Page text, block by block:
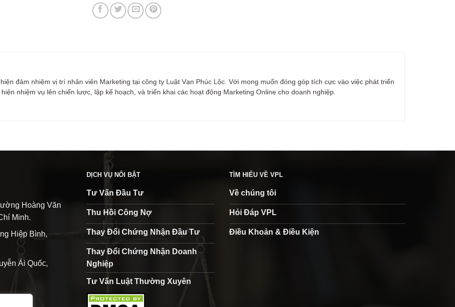
đảm nhiệm vị trí nhân viên Marketing tại công ty Luật Vạn Phúc Lộc. Với mong muốn đóng góp tích cực vào việc phát triển
nhiệm vụ lên chiến lược, lập kế hoạch, và triển khai các hoạt động Marketing Online cho doanh nghiệp.
Hoàng Văn
Minh.
Hiệp Bình,
Ái Quốc,
DỊCH VỤ NỔI BẬT
Tư Vấn Đầu Tư
Thu Hồi Công Nợ
Thay Đổi Chứng Nhận Đầu Tư
Thay Đổi Chứng Nhận Doanh
Nghiệp
Tư Vấn Luật Thường Xuyên
TÌM HIỂU VỀ VPL
Về chúng tôi
Hỏi Đáp VPL
Điều Khoản & Điều Kiện